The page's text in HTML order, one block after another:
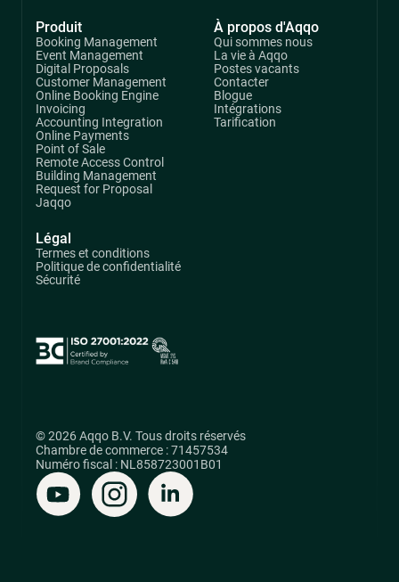
Produit
Booking Management
Event Management
Digital Proposals
Customer Management
Online Booking Engine
Invoicing
Accounting Integration
Online Payments
Point of Sale
Remote Access Control
Building Management
Request for Proposal
Jaqqo
À propos d'Aqqo
Qui sommes nous
La vie à Aqqo
Postes vacants
Contacter
Blogue
Intégrations
Tarification
Légal
Termes et conditions
Politique de confidentialité
Sécurité
© 2026 Aqqo B.V. Tous droits réservés
Chambre de commerce : 71457534
Numéro fiscal : NL858723001B01